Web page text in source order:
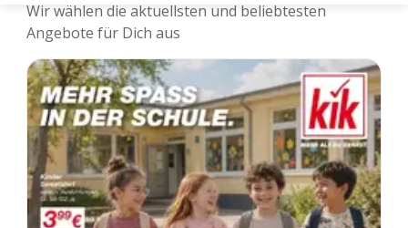
Wir wählen die aktuellsten und beliebtesten
Angebote für Dich aus